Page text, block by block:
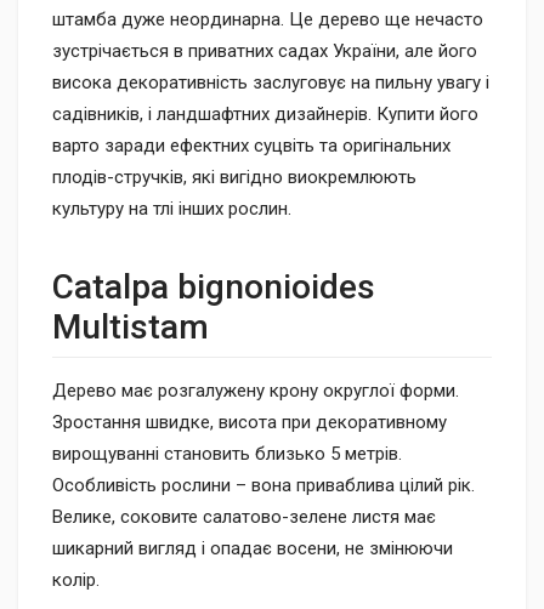
штамба дуже неординарна. Це дерево ще нечасто
зустрічається в приватних садах України, але його
висока декоративність заслуговує на пильну увагу і
садівників, і ландшафтних дизайнерів. Купити його
варто заради ефектних суцвіть та оригінальних
плодів-стручків, які вигідно виокремлюють
культуру на тлі інших рослин.
Catalpa bignonioides
Multistam
Дерево має розгалужену крону округлої форми.
Зростання швидке, висота при декоративному
вирощуванні становить близько 5 метрів.
Особливість рослини – вона приваблива цілий рік.
Велике, соковите салатово-зелене листя має
шикарний вигляд і опадає восени, не змінюючи
колір.